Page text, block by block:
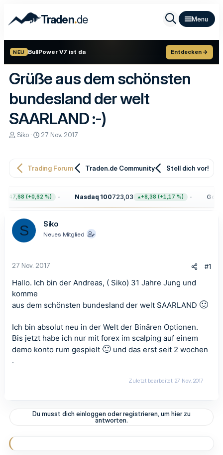
Traden.de
NEU BullPower V7 ist da Entdecken →
Grüße aus dem schönsten
bundesland der welt
SAARLAND :-)
E
e
r
Siko
E
e
a
m
27 Nov. 2017
Trading Forum Traden.de Community Stell dich vor!
+47,68 (+0,62 %) Nasdaq 100723,03 +8,38 (+1,17 %) Gold
S Siko
Neues Mitglied
27 Nov. 2017 #1
Hallo. Ich bin der Andreas, ( Siko) 31 Jahre Jung und
komme
aus dem schönsten bundesland der welt SAARLAND 🙂
Ich bin absolut neu in der Welt der Binären Optionen.
Bis jetzt habe ich nur mit forex im scalping auf einem
demo konto rum gespielt 🙂 und das erst seit 2 wochen
.
Zuletzt bearbeitet: 27 Nov. 2017
Du musst dich einloggen oder registrieren, um hier zu
antworten.